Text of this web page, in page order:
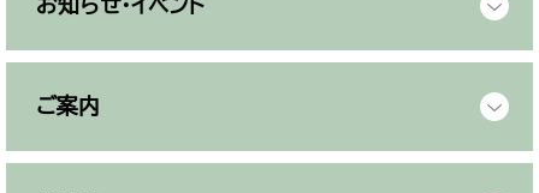
お知らせ・イベント
ご案内